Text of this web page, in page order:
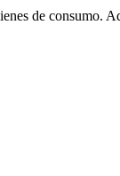
de consumo.